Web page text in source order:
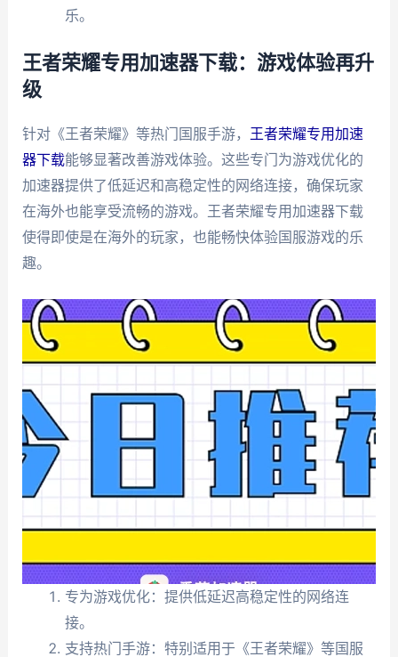
乐。
王者荣耀专用加速器下载：游戏体验再升
级
针对《王者荣耀》等热门国服手游， 王者荣耀专用加速
器下载能够显著改善游戏体验。这些专门为游戏优化的
加速器提供了低延迟和高稳定性的网络连接，确保玩家
在海外也能享受流畅的游戏。王者荣耀专用加速器下载
使得即使是在海外的玩家，也能畅快体验国服游戏的乐
趣。
专为游戏优化：提供低延迟高稳定性的网络连
接。
支持热门手游：特别适用于《王者荣耀》等国服